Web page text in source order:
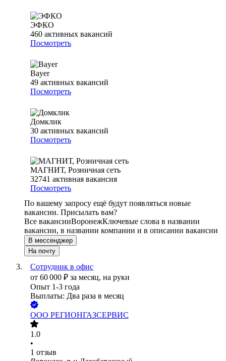
ЭФКО
460 активных вакансий
Посмотреть
Bayer
49 активных вакансий
Посмотреть
Домклик
30 активных вакансий
Посмотреть
МАГНИТ, Розничная сеть
32741 активная вакансия
Посмотреть
По вашему запросу ещё будут появляться новые
вакансии. Присылать вам?
Все вакансииВоронежКлючевые слова в названии
вакансии, в названии компании и в описании вакансии
В мессенджер
На почту
Сотрудник в офис
от 60 000 ₽ за месяц, на руки
Опыт 1-3 года
Выплаты: Два раза в месяц
ООО РЕГИОНГАЗСЕРВИС
1.0
•
1 отзыв